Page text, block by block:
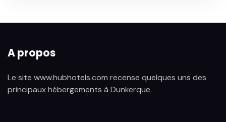
A propos
Le site www.hubhotels.com recense quelques uns des
principaux hébergements à Dunkerque.